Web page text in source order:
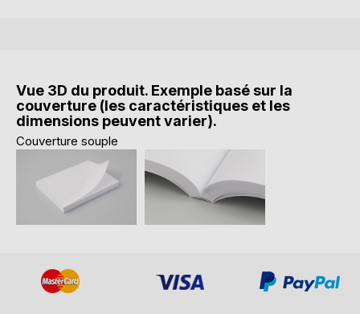
Vue 3D du produit. Exemple basé sur la
couverture (les caractéristiques et les
dimensions peuvent varier).
Couverture souple